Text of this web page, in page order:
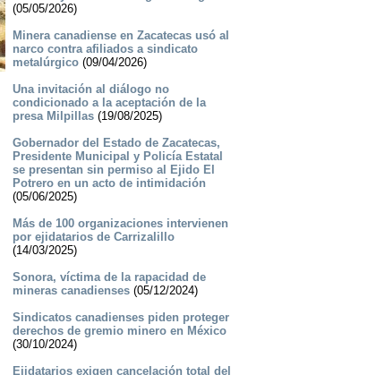
(05/05/2026)
Minera canadiense en Zacatecas usó al
narco contra afiliados a sindicato
metalúrgico(09/04/2026)
Una invitación al diálogo no
condicionado a la aceptación de la
presa Milpillas(19/08/2025)
Gobernador del Estado de Zacatecas,
Presidente Municipal y Policía Estatal
se presentan sin permiso al Ejido El
Potrero en un acto de intimidación
(05/06/2025)
Más de 100 organizaciones intervienen
por ejidatarios de Carrizalillo
(14/03/2025)
Sonora, víctima de la rapacidad de
mineras canadienses(05/12/2024)
Sindicatos canadienses piden proteger
derechos de gremio minero en México
(30/10/2024)
Ejidatarios exigen cancelación total del